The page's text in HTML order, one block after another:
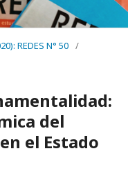
REDES N° 50 /
del
el Estado